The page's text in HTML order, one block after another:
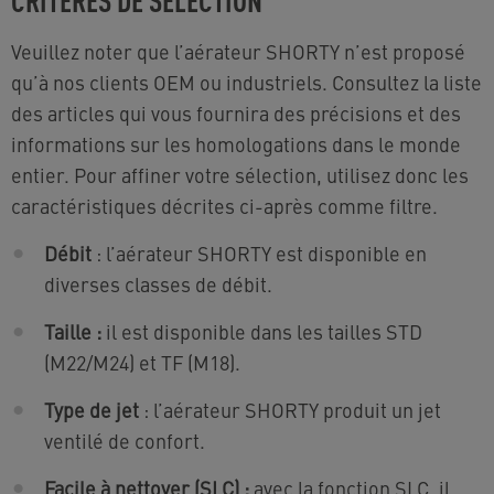
Veuillez noter que l’aérateur SHORTY n’est proposé
qu’à nos clients OEM ou industriels. Consultez la liste
des articles qui vous fournira des précisions et des
informations sur les homologations dans le monde
entier. Pour affiner votre sélection, utilisez donc les
caractéristiques décrites ci-après comme filtre.
Débit : l’aérateur SHORTY est disponible en
diverses classes de débit.
Taille : il est disponible dans les tailles STD
(M22/M24) et TF (M18).
Type de jet : l’aérateur SHORTY produit un jet
ventilé de confort.
Facile à nettoyer (SLC) : avec la fonction SLC, il